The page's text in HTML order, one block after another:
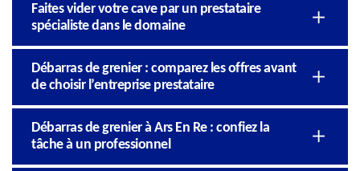
Faites vider votre cave par un prestataire
spécialiste dans le domaine
Débarras de grenier : comparez les offres avant
de choisir l’entreprise prestataire
Débarras de grenier à Ars En Re : confiez la
tâche à un professionnel